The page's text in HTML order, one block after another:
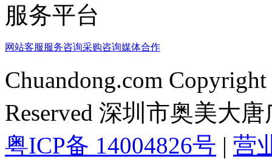
服务平台
网站客服 服务咨询采购咨询媒体合作
Chuandong.com
Reserved 深圳市奥美大
粤ICP备 14004826号 | 营